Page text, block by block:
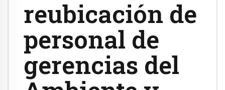
reubicación de
personal de
gerencias del